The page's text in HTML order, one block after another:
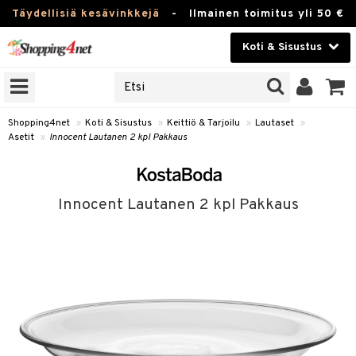
Täydellisiä kesävinkkejä - Ilmainen toimitus yli 50 €
Koti & Sisustus
Kauneudenhoito
Piilolinssit
Tuotemerkkejä
Kampanjat
Shopping4net » Koti & Sisustus » Keittiö & Tarjoilu » Lautaset »
Asetit » Innocent Lautanen 2 kpl Pakkaus
Innocent Lautanen 2 kpl Pakkaus
Tee & Espresso